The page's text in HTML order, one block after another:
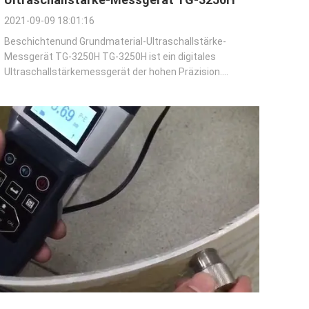
2021-09-09 18:01:16
Beschichtenund Grundmaterial-Ultraschallstärke-
Messgerät TG-3250H TG-3250H ist ein digitales
Ultraschallstärkemessgerät der hohen Präzision.
Materialien mit Genauigkeit zu messen so zu hoch wie
0,001 ...